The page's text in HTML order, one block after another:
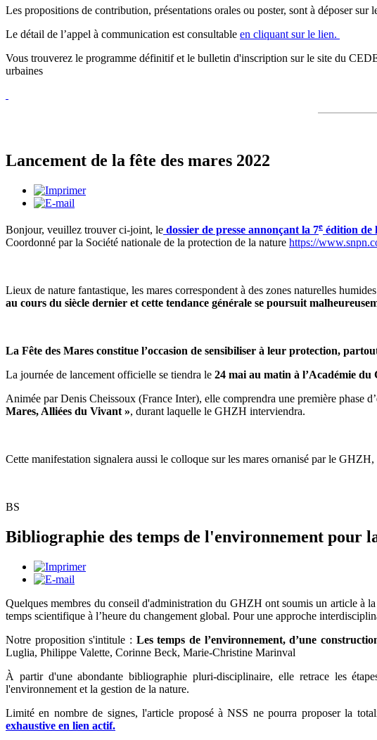
Les propositions de contribution, présentations orales ou poster, sont à déposer
Le détail de l’appel à communication est consultable en cliquant sur le lien.
Vous trouverez le programme définitif et le bulletin d'inscription sur le site du
urbaines
Lancement de la fête des mares 2022
Bonjour, veuillez trouver ci-joint, le dossier de presse annonçant la 7e édition de
Coordonné par la Société nationale de la protection de la nature https://
Lieux de nature fantastique, les mares correspondent à des zones naturelles
au cours du siècle dernier et cette tendance générale se poursuit
La Fête des Mares constitue l’occasion de sensibiliser à leur protection,
La journée de lancement officielle se tiendra le 24 mai au matin à l’Académie du
Animée par Denis Cheissoux (France Inter), elle comprendra une première phase
Mares, Alliées du Vivant », durant laquelle le GHZH interviendra.
Cette manifestation signalera aussi le colloque sur les mares ornanisé par le
BS
Bibliographie des temps de l'environnement pour
Quelques membres du conseil d'administration du GHZH ont soumis un article à
temps scientifique à l’heure du changement global. Pour une approche
Notre proposition s'intitule : Les temps de l’environnement, d’une
Luglia, Philippe Valette, Corinne Beck, Marie-Christine Marinval
À partir d'une abondante bibliographie pluri-disciplinaire, elle retrace les
l'environnement et la gestion de la nature.
Limité en nombre de signes, l'article proposé à NSS ne pourra proposer la
exhaustive en lien actif.